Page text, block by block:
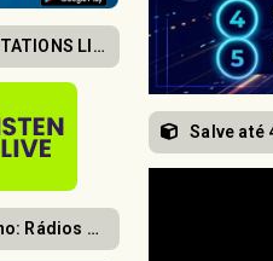
Salve até
LIVE
Online Brasil